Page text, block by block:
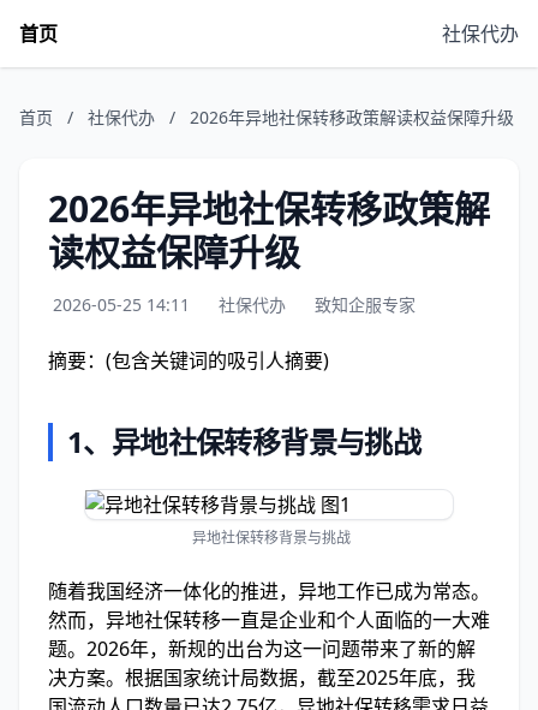
首页 社保代办
首页 / 社保代办 / 2026年异地社保转移政策解读权益保障升级
2026年异地社保转移政策解
读权益保障升级
2026-05-25 14:11 社保代办 致知企服专家
摘要：(包含关键词的吸引人摘要)
1、 异地社保转移背景与挑战
异地社保转移背景与挑战
随着我国经济一体化的推进，异地工作已成为常态。
然而，异地社保转移一直是企业和个人面临的一大难
题。2026年，新规的出台为这一问题带来了新的解
决方案。根据国家统计局数据，截至2025年底，我